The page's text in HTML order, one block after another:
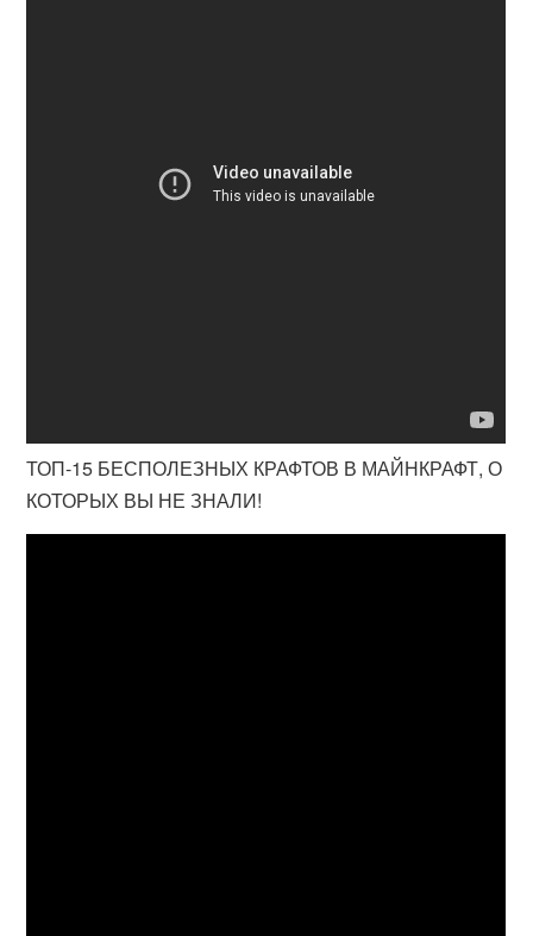
ТОП-15 БЕСПОЛЕЗНЫХ КРАФТОВ В МАЙНКРАФТ, О
КОТОРЫХ ВЫ НЕ ЗНАЛИ!